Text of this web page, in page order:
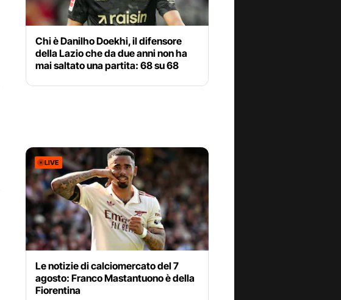
Chi è Danilho Doekhi, il difensore
della Lazio che da due anni non ha
mai saltato una partita: 68 su 68
LIVE
Le notizie di calciomercato del 7
agosto: Franco Mastantuono è della
Fiorentina